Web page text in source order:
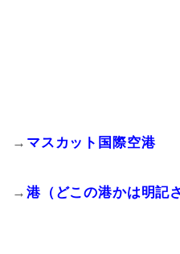
→ マスカット国際空港
→ 港（どこの港かは明記